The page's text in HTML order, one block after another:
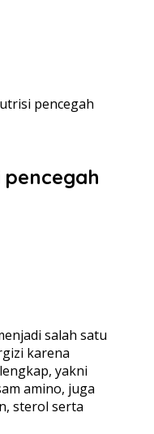
pencegah
salah satu
karena
yakni
amino, juga
sterol serta